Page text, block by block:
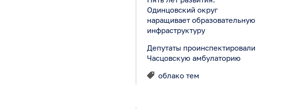
Одинцовский округ
наращивает образовательную
инфраструктуру
Депутаты проинспектировали
Часцовскую амбулаторию
облако тем